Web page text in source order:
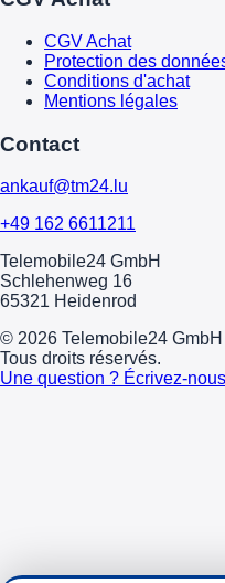
CGV Achat
Protection des
Conditions d'achat
Mentions légales
Contact
ankauf@tm24.lu
+49 162 6611211
Telemobile24 GmbH
Schlehenweg 16
65321 Heidenrod
© 2026 Telemobile24
Tous droits réservés.
Une question ? Écrivez-